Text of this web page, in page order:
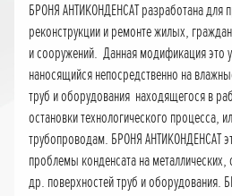
БРОНЯ АНТИКОНДЕНСАТ разработана для
реконструкции и ремонте жилых,
и сооружений. Данная модификация это
наносящийся непосредственно на
труб и оборудования находящегося в
остановки технологического процесса,
трубопроводам. БРОНЯ АНТИКОНДЕНСАТ
проблемы конденсата на
др. поверхностей труб и оборудования.